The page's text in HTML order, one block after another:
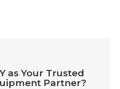
as Your Trusted
Partner?